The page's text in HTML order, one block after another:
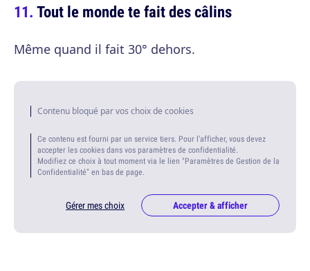
Tout le monde te fait des câlins
Même quand il fait 30° dehors.
Contenu bloqué par vos choix de cookies
Ce contenu est fourni par un service tiers. Pour l'afficher, vous devez
accepter les cookies dans vos paramètres de confidentialité.
Modifiez ce choix à tout moment via le lien "Paramètres de Gestion de la
Confidentialité" en bas de page.
Gérer mes choix Accepter & afficher